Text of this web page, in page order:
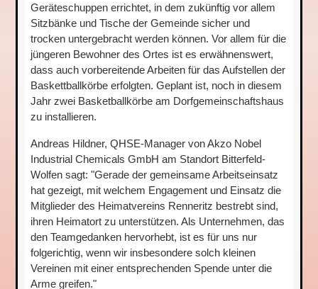
Geräteschuppen errichtet, in dem zukünftig vor allem
Sitzbänke und Tische der Gemeinde sicher und
trocken untergebracht werden können. Vor allem für die
jüngeren Bewohner des Ortes ist es erwähnenswert,
dass auch vorbereitende Arbeiten für das Aufstellen der
Baskettballkörbe erfolgten. Geplant ist, noch in diesem
Jahr zwei Basketballkörbe am Dorfgemeinschaftshaus
zu installieren.
Andreas Hildner, QHSE-Manager von Akzo Nobel
Industrial Chemicals GmbH am Standort Bitterfeld-
Wolfen sagt: "Gerade der gemeinsame Arbeitseinsatz
hat gezeigt, mit welchem Engagement und Einsatz die
Mitglieder des Heimatvereins Renneritz bestrebt sind,
ihren Heimatort zu unterstützen. Als Unternehmen, das
den Teamgedanken hervorhebt, ist es für uns nur
folgerichtig, wenn wir insbesondere solch kleinen
Vereinen mit einer entsprechenden Spende unter die
Arme greifen."